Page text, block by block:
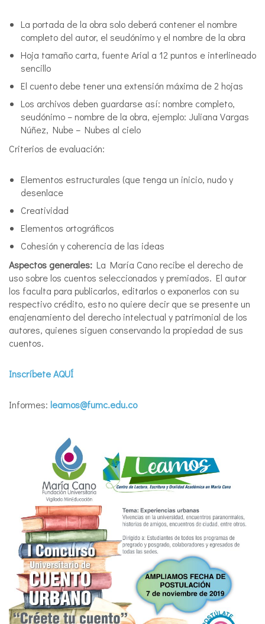
La portada de la obra solo deberá contener el nombre
completo del autor, el seudónimo y el nombre de la obra
Hoja tamaño carta, fuente Arial a 12 puntos e interlineado
sencillo
El cuento debe tener una extensión máxima de 2 hojas
Los archivos deben guardarse así: nombre completo,
seudónimo – nombre de la obra, ejemplo: Juliana Vargas
Núñez, Nube – Nubes al cielo
Criterios de evaluación:
Elementos estructurales (que tenga un inicio, nudo y
desenlace
Creatividad
Elementos ortográficos
Cohesión y coherencia de las ideas
Aspectos generales: La María Cano recibe el derecho de
uso sobre los cuentos seleccionados y premiados. El autor
los faculta para publicarlos, editarlos o exponerlos con su
respectivo crédito, esto no quiere decir que se presente un
enajenamiento del derecho intelectual y patrimonial de los
autores, quienes siguen conservando la propiedad de sus
cuentos.
Inscríbete AQUÍ
Informes: leamos@fumc.edu.co